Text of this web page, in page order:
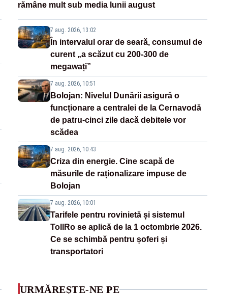
rămâne mult sub media lunii august
7 aug. 2026, 13:02
În intervalul orar de seară, consumul de
curent „a scăzut cu 200-300 de
megawați”
7 aug. 2026, 10:51
Bolojan: Nivelul Dunării asigură o
funcționare a centralei de la Cernavodă
de patru-cinci zile dacă debitele vor
scădea
7 aug. 2026, 10:43
Criza din energie. Cine scapă de
măsurile de raționalizare impuse de
Bolojan
7 aug. 2026, 10:01
Tarifele pentru rovinietă și sistemul
TollRo se aplică de la 1 octombrie 2026.
Ce se schimbă pentru șoferi și
transportatori
URMĂREȘTE-NE PE